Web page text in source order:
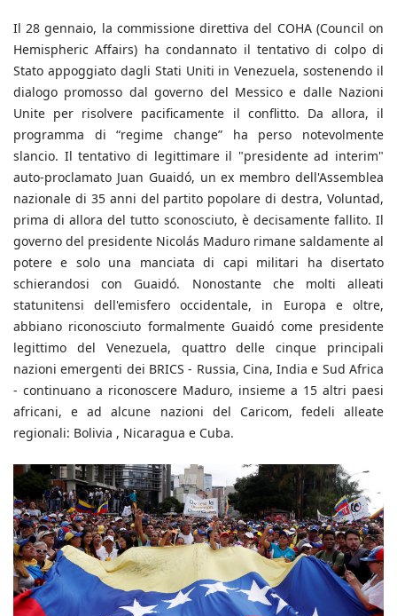
Il 28 gennaio, la commissione direttiva del COHA (Council on
Hemispheric Affairs) ha condannato il tentativo di colpo di
Stato appoggiato dagli Stati Uniti in Venezuela, sostenendo il
dialogo promosso dal governo del Messico e dalle Nazioni
Unite per risolvere pacificamente il conflitto. Da allora, il
programma di “regime change” ha perso notevolmente
slancio. Il tentativo di legittimare il "presidente ad interim"
auto-proclamato Juan Guaidó, un ex membro dell'Assemblea
nazionale di 35 anni del partito popolare di destra, Voluntad,
prima di allora del tutto sconosciuto, è decisamente fallito. Il
governo del presidente Nicolás Maduro rimane saldamente al
potere e solo una manciata di capi militari ha disertato
schierandosi con Guaidó. Nonostante che molti alleati
statunitensi dell'emisfero occidentale, in Europa e oltre,
abbiano riconosciuto formalmente Guaidó come presidente
legittimo del Venezuela, quattro delle cinque principali
nazioni emergenti dei BRICS - Russia, Cina, India e Sud Africa
- continuano a riconoscere Maduro, insieme a 15 altri paesi
africani, e ad alcune nazioni del Caricom, fedeli alleate
regionali: Bolivia , Nicaragua e Cuba.